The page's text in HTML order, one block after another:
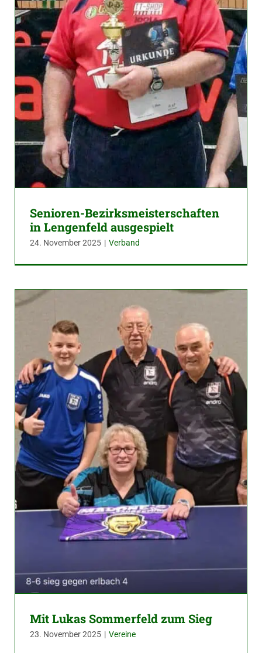
Senioren-Bezirksmeisterschaften
in Lengenfeld ausgespielt
24. November 2025 | Verband
Mit Lukas Sommerfeld zum Sieg
23. November 2025 | Vereine